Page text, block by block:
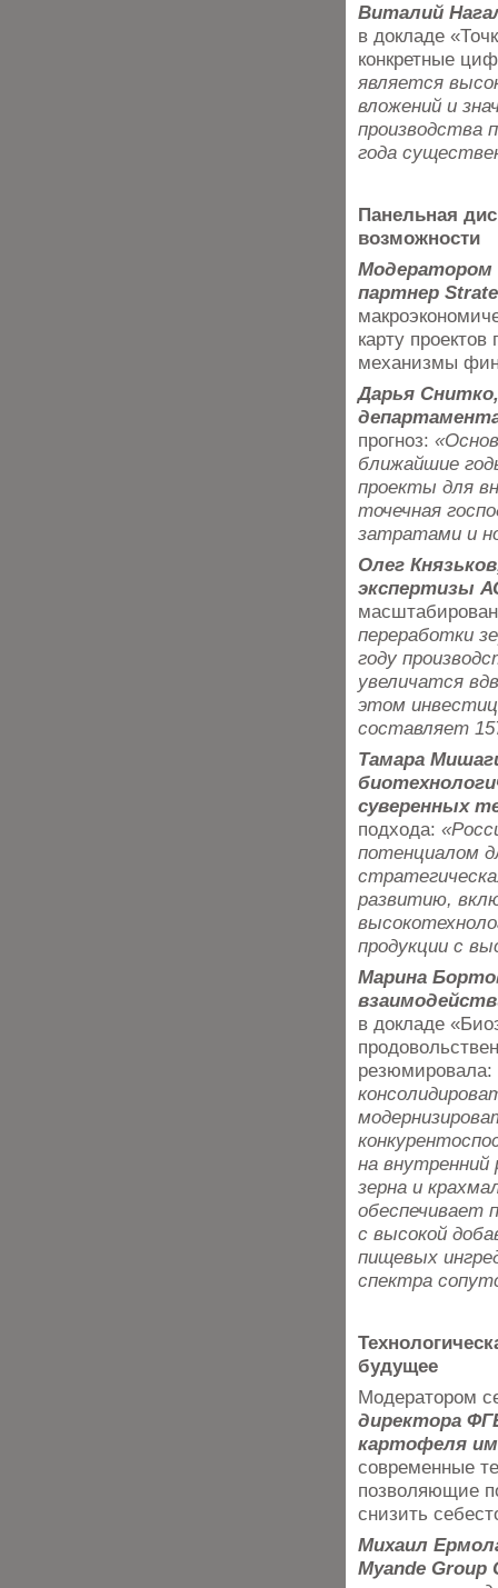
Виталий
в докладе
конкретные
является
вложений и
производства
года
Панельная
возможности
Модератором
партнер
карту
механизмы
Дарья
прогноз:
ближайшие
проекты для
точечная
затратами и
Олег
экспертизы
переработки
году
увеличатся
этом
составляет
Тамара
суверенных
подхода:
потенциалом
развитию,
продукции с
Марина
в докладе
резюмировала:
на внутренний
зерна и
обеспечивает
с высокой
пищевых
спектра
будущее
Модератором
директора
картофеля
современные
позволяющие
снизить
Михаил
Myande Group